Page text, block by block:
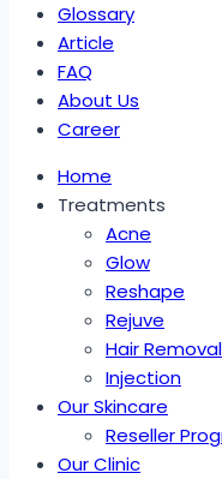
Glossary
Article
FAQ
About Us
Career
Home
Treatments
Acne
Glow
Reshape
Rejuve
Hair Removal
Injection
Our Skincare
Reseller
Our Clinic